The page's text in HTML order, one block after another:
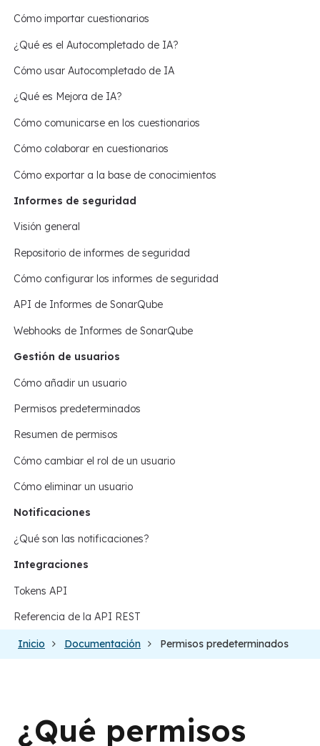
Cómo importar cuestionarios
¿Qué es el Autocompletado de IA?
Cómo usar Autocompletado de IA
¿Qué es Mejora de IA?
Cómo comunicarse en los cuestionarios
Cómo colaborar en cuestionarios
Cómo exportar a la base de conocimientos
Informes de seguridad
Visión general
Repositorio de informes de seguridad
Cómo configurar los informes de seguridad
API de Informes de SonarQube
Webhooks de Informes de SonarQube
Gestión de usuarios
Cómo añadir un usuario
Permisos predeterminados
Resumen de permisos
Cómo cambiar el rol de un usuario
Cómo eliminar un usuario
Notificaciones
¿Qué son las notificaciones?
Integraciones
Tokens API
Referencia de la API REST
Inicio Documentación Permisos predeterminados
¿Qué permisos